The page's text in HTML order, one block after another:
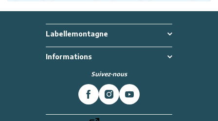
Labellemontagne
Informations
Suivez-nous